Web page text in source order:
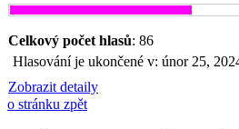
Celkový počet hlasů: 86
Hlasování je ukončené v: únor 25,
Zobrazit detaily
o stránku zpět